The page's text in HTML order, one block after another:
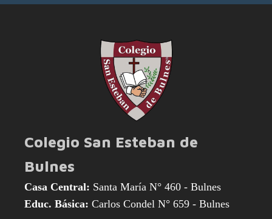
Colegio San Esteban de
Bulnes
Casa Central: Santa María N° 460 - Bulnes
Educ. Básica: Carlos Condel N° 659 - Bulnes